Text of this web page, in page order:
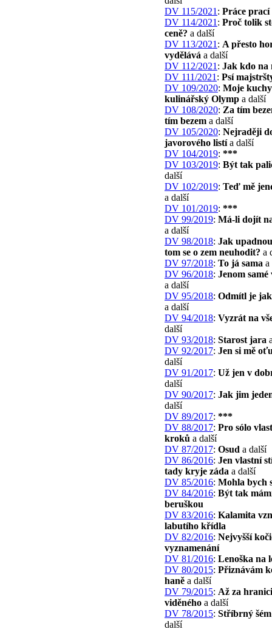
DV 115/2021 : Práce prací
DV 114/2021 : Proč tolik
ceně? a další
DV 113/2021 : A přesto
vydělává a další
DV 112/2021 : Jak kdo na
DV 111/2021 : Psí
DV 109/2020: Moje
kulinářský Olymp a další
DV 108/2020: Za tím
tím bezem a další
DV 105/2020: Nejraději
javorového listía další
DV 104/2019: ***
DV 103/2019: Být tak
další
DV 102/2019: Teď mě
a další
DV 101/2019: ***
DV 99/2019: Má-li dojít
a další
DV 98/2018: Jak
tom se o zem neuhodit? a
DV 97/2018: To já sama a
DV 96/2018: Jenom
a další
DV 95/2018: Odmítl je
a další
DV 94/2018: Vyzrát na
další
DV 93/2018: Starost jara
DV 92/2017: Jen si mě
další
DV 91/2017: Už jen v
další
DV 90/2017: Jak jim
další
DV 89/2017: ***
DV 88/2017: Pro sólo
kroků a další
DV 87/2017: Osud a další
DV 86/2016: Jen vlastní
tady kryje záda a další
DV 85/2016: Mohla bych
DV 84/2016: Být tak
beruškou
DV 83/2016: Kalamita
labutího křídla
DV 82/2016: Nejvyšší
vyznamenání
DV 81/2016: Lenoška na
DV 80/2015: Přiznávám
haně a další
DV 79/2015: Až za hranici
viděného a další
DV 78/2015: Stříbrný
další